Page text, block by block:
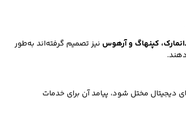
کپنهاگ و آرهوس نیز تصمیم گرفته‌اند به‌طور
مختل شود، پیامد آن برای خدمات